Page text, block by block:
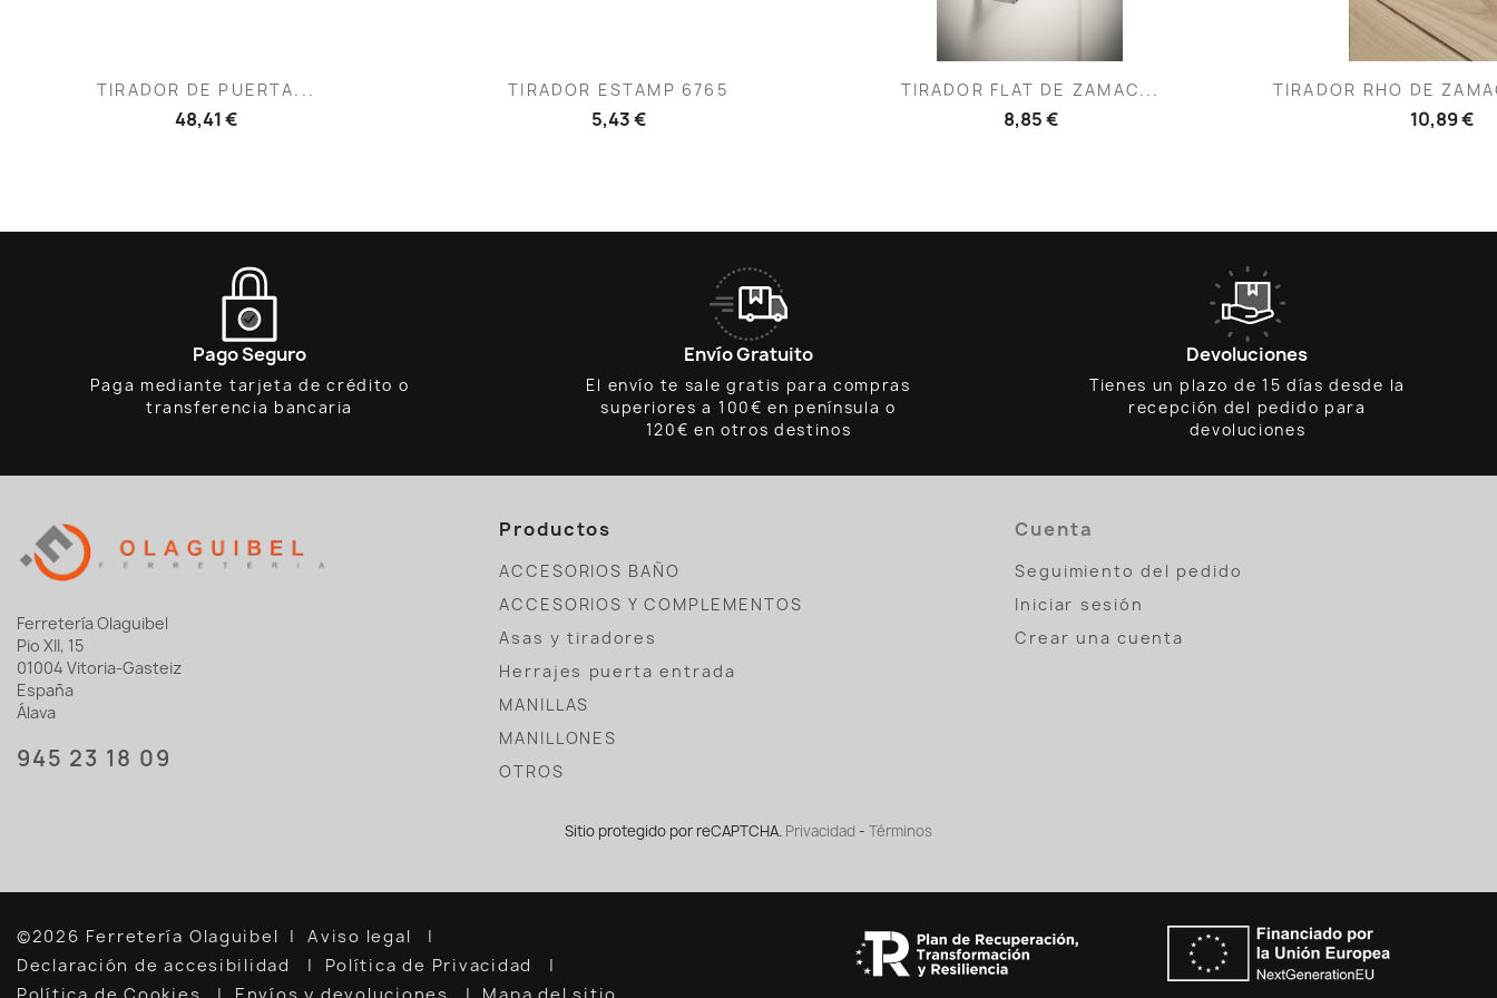
Vista rápida
TIRADOR DE PUERTA...
48,41 €
Vista rápida
TIRADOR ESTAMP 6765
5,43 €
 Vista rápida
TIRADOR FLAT DE ZAMAC...
8,85 €
Vista
TIRADOR RHO DE
10,89 €
Pago Seguro
Paga mediante tarjeta de crédito o
transferencia bancaria
Envío Gratuito
El envío te sale gratis para compras
superiores a 100€ en península o
120€ en otros destinos
Devoluciones
Tienes un plazo de 15 días desde la
recepción del pedido para
devoluciones
Ferretería Olaguibel
Pio XII, 15
01004 Vitoria-Gasteiz
España
Álava
945 23 18 09
Productos
ACCESORIOS BAÑO
ACCESORIOS Y COMPLEMENTOS
Asas y tiradores
Herrajes puerta entrada
MANILLAS
MANILLONES
OTROS
Cuenta
Seguimiento del pedido
Iniciar sesión
Crear una cuenta
Sitio protegido por reCAPTCHA. Privacidad - Términos
©2026 Ferretería Olaguibel
Aviso legal
Declaración de accesibilidad
Política de Privacidad